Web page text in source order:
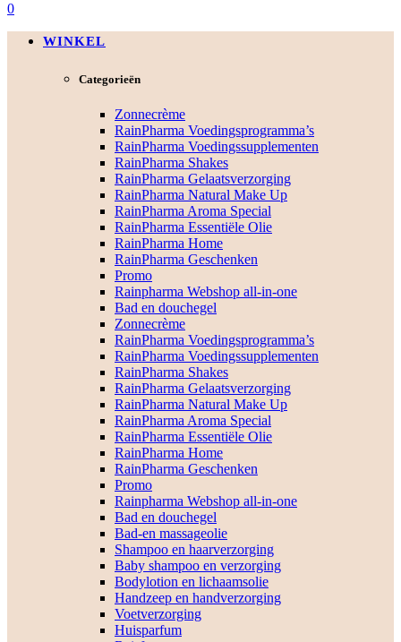
0
WINKEL
Categorieën
Zonnecrème
RainPharma Voedingsprogramma’s
RainPharma Voedingssupplementen
RainPharma Shakes
RainPharma Gelaatsverzorging
RainPharma Natural Make Up
RainPharma Aroma Special
RainPharma Essentiële Olie
RainPharma Home
RainPharma Geschenken
Promo
Rainpharma Webshop all-in-one
Bad en douchegel
Zonnecrème
RainPharma Voedingsprogramma’s
RainPharma Voedingssupplementen
RainPharma Shakes
RainPharma Gelaatsverzorging
RainPharma Natural Make Up
RainPharma Aroma Special
RainPharma Essentiële Olie
RainPharma Home
RainPharma Geschenken
Promo
Rainpharma Webshop all-in-one
Bad en douchegel
Bad-en massageolie
Shampoo en haarverzorging
Baby shampoo en verzorging
Bodylotion en lichaamsolie
Handzeep en handverzorging
Voetverzorging
Huisparfum